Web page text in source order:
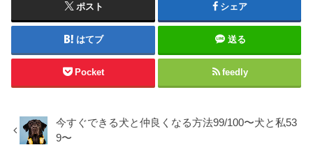
ポスト シェア
はてブ 送る
Pocket feedly
今すぐできる犬と仲良くなる方法99/100〜犬と私53
9〜